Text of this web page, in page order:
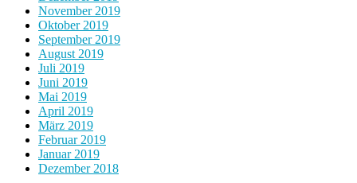
November 2019
Oktober 2019
September 2019
August 2019
Juli 2019
Juni 2019
Mai 2019
April 2019
März 2019
Februar 2019
Januar 2019
Dezember 2018